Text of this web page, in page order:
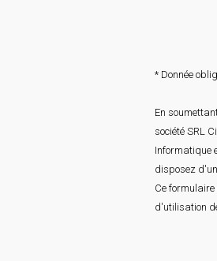
* Donnée
En
société SRL
Informatique
disposez
Ce
d'utilisation